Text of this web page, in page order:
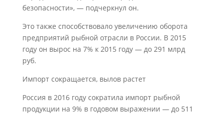
безопасности», — подчеркнул он.
Это также способствовало увеличению оборота
предприятий рыбной отрасли в России. В 2015
году он вырос на 7% к 2015 году — до 291 млрд
руб.
Импорт сокращается, вылов растет
Россия в 2016 году сократила импорт рыбной
продукции на 9% в годовом выражении — до 511